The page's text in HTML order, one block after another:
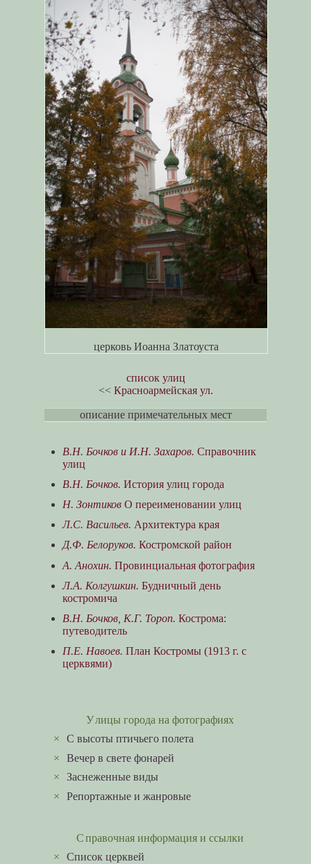
церковь Иоанна Златоуста
список улиц
<< Красноармейская ул.
описание примечательных мест
В.Н. Бочков и И.Н. Захаров. Справочник
улиц
В.Н. Бочков. История улиц города
Н. ЗонтиковО переименовании улиц
Л.С. Васильев. Архитектура края
Д.Ф. Белоруков. Костромской район
А. Анохин. Провинциальная фотография
Л.А. Колгушкин. Будничный день
костромича
В.Н. Бочков, К.Г. Тороп. Кострома:
путеводитель
П.Е. Навоев. План Костромы (1913 г. с
церквями)
Улицы города на фотографиях
×C высоты птичьего полета
×Вечер в свете фонарей
×Заснеженные виды
×Репортажные и жанровые
Справочная информация и ссылки
×Список церквей